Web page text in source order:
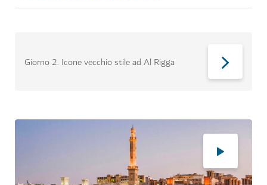
Giorno 2. Icone vecchio stile ad Al Rigga